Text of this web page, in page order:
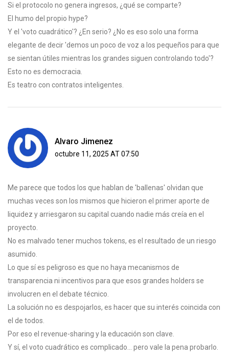
Si el protocolo no genera ingresos, ¿qué se comparte?
El humo del propio hype?
Y el 'voto cuadrático'? ¿En serio? ¿No es eso solo una forma
elegante de decir 'demos un poco de voz a los pequeños para que
se sientan útiles mientras los grandes siguen controlando todo'?
Esto no es democracia.
Es teatro con contratos inteligentes.
Alvaro Jimenez
octubre 11, 2025 AT 07:50
Me parece que todos los que hablan de 'ballenas' olvidan que
muchas veces son los mismos que hicieron el primer aporte de
liquidez y arriesgaron su capital cuando nadie más creía en el
proyecto.
No es malvado tener muchos tokens, es el resultado de un riesgo
asumido.
Lo que sí es peligroso es que no haya mecanismos de
transparencia ni incentivos para que esos grandes holders se
involucren en el debate técnico.
La solución no es despojarlos, es hacer que su interés coincida con
el de todos.
Por eso el revenue-sharing y la educación son clave.
Y sí, el voto cuadrático es complicado... pero vale la pena probarlo.